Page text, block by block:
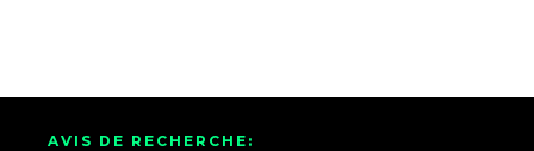
AVIS DE RECHERCHE: